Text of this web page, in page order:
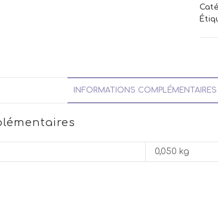
INFORMATIONS COMPLÉMENTAIRES
0,050 kg